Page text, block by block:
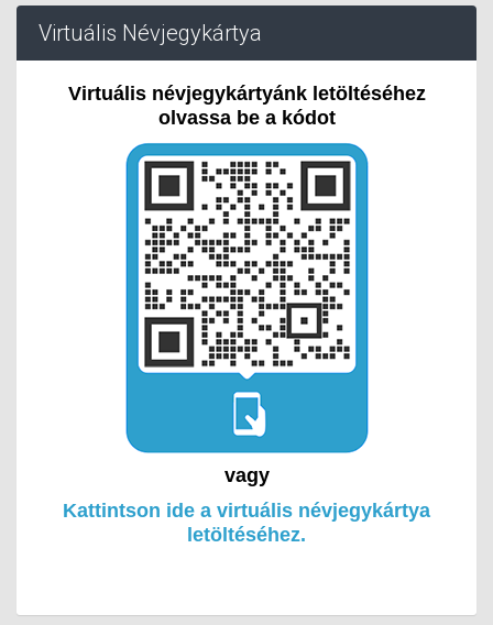
Virtuális Névjegykártya
Virtuális névjegykártyánk letöltéséhez
olvassa be a kódot
vagy
Kattintson ide a virtuális névjegykártya
letöltéséhez.